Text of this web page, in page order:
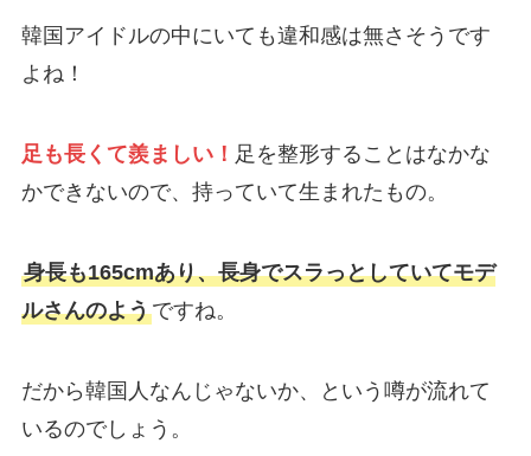
韓国アイドルの中にいても違和感は無さそうです
よね！
足も長くて羨ましい！ 足を整形することはなかな
かできないので、持っていて生まれたもの。
身長も165cmあり、長身でスラっとしていてモデ
ルさんのようですね。
だから韓国人なんじゃないか、という噂が流れて
いるのでしょう。